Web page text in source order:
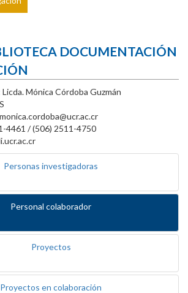
DOCUMENTACIÓN
Licda. Mónica Córdoba Guzmán
monica.cordoba@ucr.ac.cr
4461 / (506) 2511-4750
Personas investigadoras
Personal colaborador
Proyectos
Proyectos en colaboración